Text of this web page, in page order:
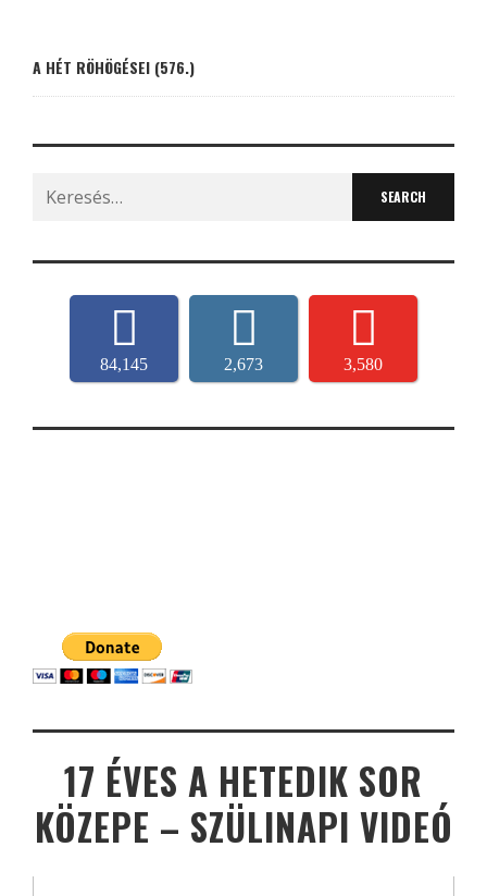
A HÉT RÖHÖGÉSEI (576.)
Search
for:
84,145 2,673 3,580
17 ÉVES A HETEDIK SOR
KÖZEPE – SZÜLINAPI VIDEÓ